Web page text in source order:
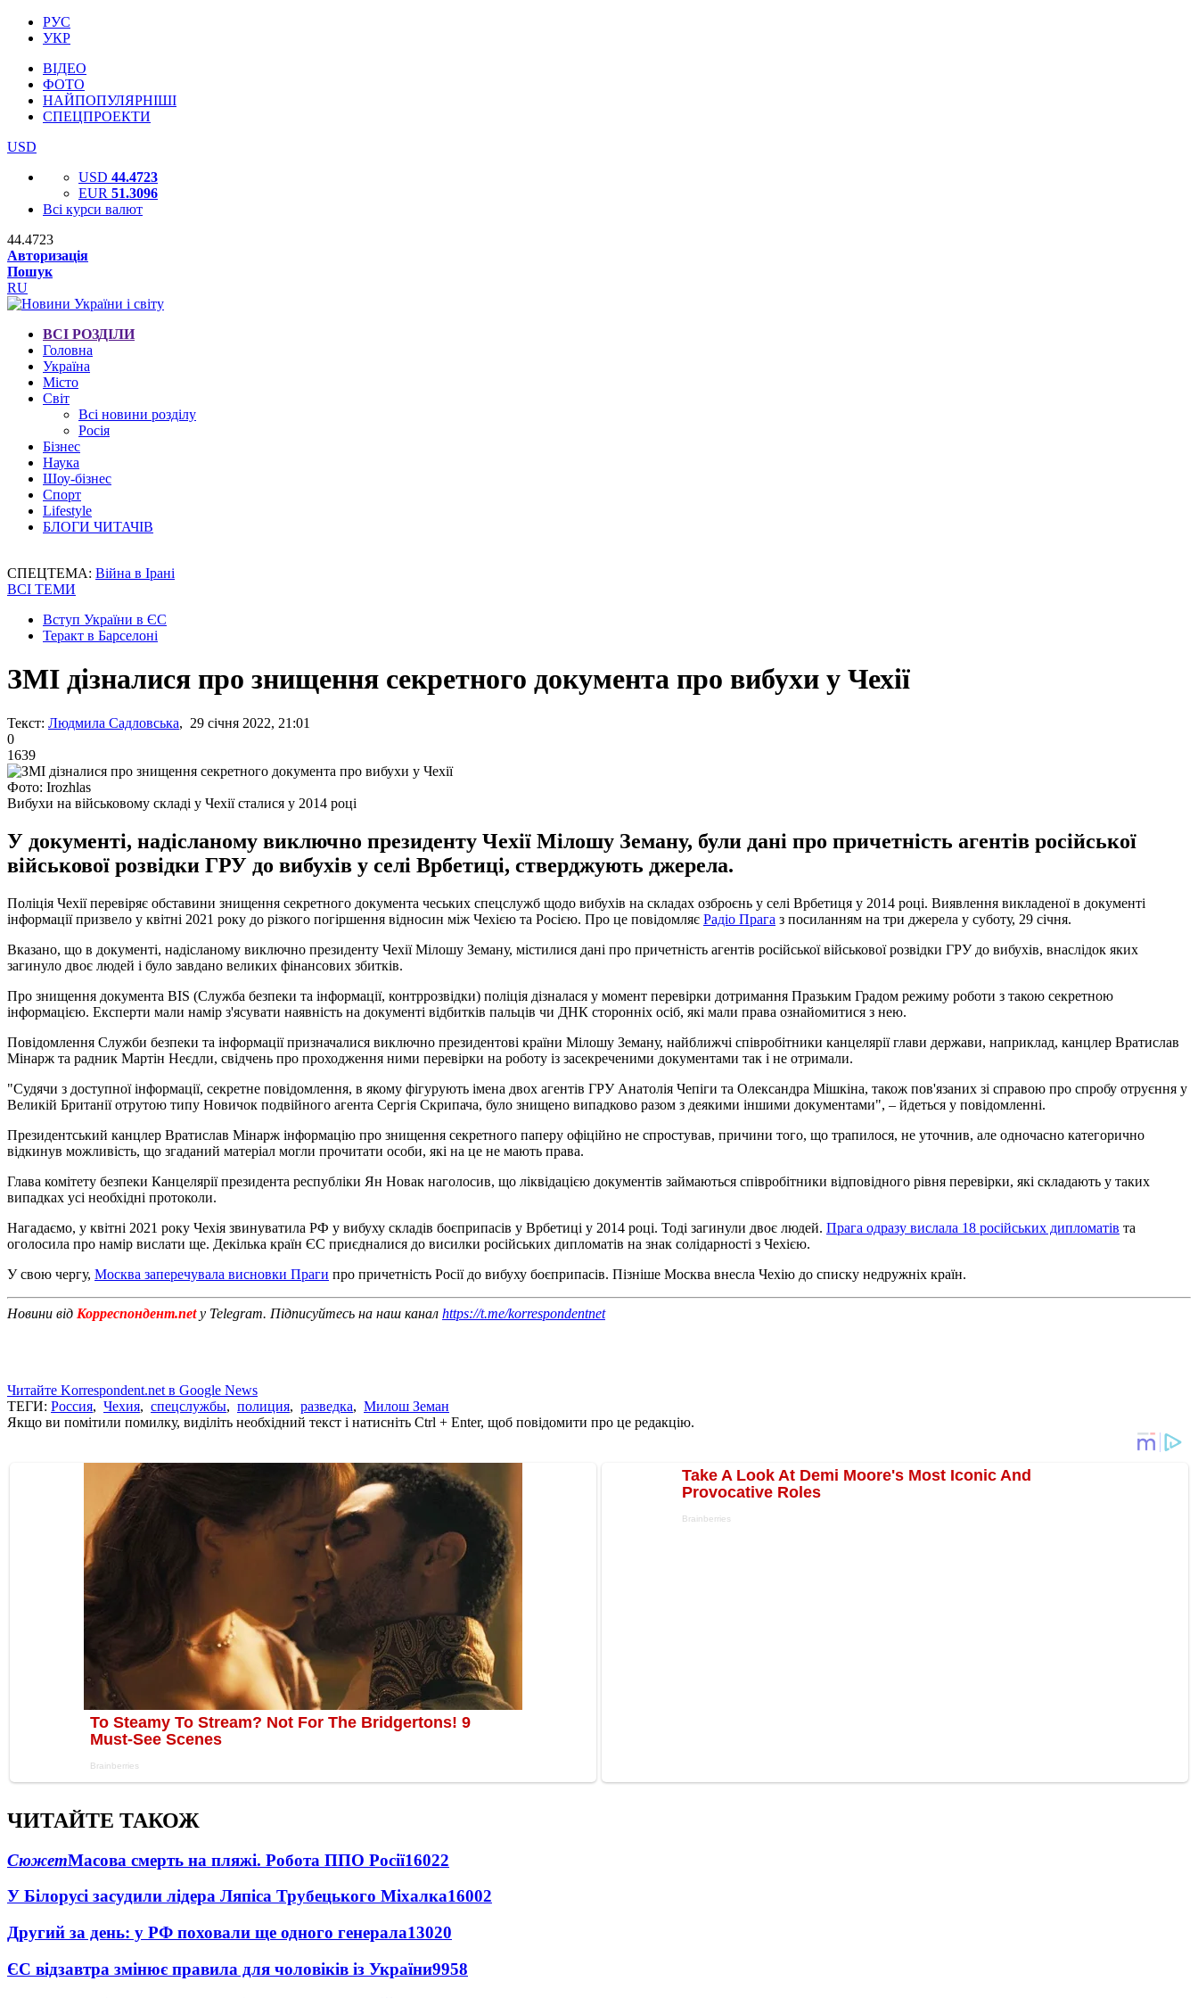
РУС
УКР
ВІДЕО
ФОТО
НАЙПОПУЛЯРНІШІ
СПЕЦПРОЕКТИ
USD
USD 44.4723
EUR 51.3096
Всі курси валют
44.4723
Авторизація
Пошук
RU
ВСІ РОЗДІЛИ
Головна
Україна
Місто
Світ
Всі новини розділу
Росія
Бізнес
Наука
Шоу-бізнес
Спорт
Lifestyle
БЛОГИ ЧИТАЧІВ
СПЕЦТЕМА: Війна в Ірані
ВСІ ТЕМИ
Вступ України в ЄС
Теракт в Барселоні
ЗМІ дізналися про знищення секретного документа про вибухи у Чехії
Текст: Людмила Садловська, 29 січня 2022, 21:01
0
1639
Фото: Irozhlas
Вибухи на військовому складі у Чехії сталися у 2014 році
У документі, надісланому виключно президенту Чехії Мілошу Земану, були дані про причетність агентів російської
військової розвідки ГРУ до вибухів у селі Врбетиці, стверджують джерела.
Поліція Чехії перевіряє обставини знищення секретного документа чеських спецслужб щодо вибухів на складах озброєнь у селі Врбетиця у 2014 році. Виявлення викладеної в документі
інформації призвело у квітні 2021 року до різкого погіршення відносин між Чехією та Росією. Про це повідомляє Радіо Прага з посиланням на три джерела у суботу, 29 січня.
Вказано, що в документі, надісланому виключно президенту Чехії Мілошу Земану, містилися дані про причетність агентів російської військової розвідки ГРУ до вибухів, внаслідок яких
загинуло двоє людей і було завдано великих фінансових збитків.
Про знищення документа BIS (Служба безпеки та інформації, контррозвідки) поліція дізналася у момент перевірки дотримання Празьким Градом режиму роботи з такою секретною
інформацією. Експерти мали намір з'ясувати наявність на документі відбитків пальців чи ДНК сторонніх осіб, які мали права ознайомитися з нею.
Повідомлення Служби безпеки та інформації призначалися виключно президентові країни Мілошу Земану, найближчі співробітники канцелярії глави держави, наприклад, канцлер Вратислав
Мінарж та радник Мартін Неєдли, свідчень про проходження ними перевірки на роботу із засекреченими документами так і не отримали.
"Судячи з доступної інформації, секретне повідомлення, в якому фігурують імена двох агентів ГРУ Анатолія Чепіги та Олександра Мішкіна, також пов'язаних зі справою про спробу отруєння у
Великій Британії отрутою типу Новичок подвійного агента Сергія Скрипача, було знищено випадково разом з деякими іншими документами", – йдеться у повідомленні.
Президентський канцлер Вратислав Мінарж інформацію про знищення секретного паперу офіційно не спростував, причини того, що трапилося, не уточнив, але одночасно категорично
відкинув можливість, що згаданий матеріал могли прочитати особи, які на це не мають права.
Глава комітету безпеки Канцелярії президента республіки Ян Новак наголосив, що ліквідацією документів займаються співробітники відповідного рівня перевірки, які складають у таких
випадках усі необхідні протоколи.
Нагадаємо, у квітні 2021 року Чехія звинуватила РФ у вибуху складів боєприпасів у Врбетиці у 2014 році. Тоді загинули двоє людей. Прага одразу вислала 18 російських дипломатів та
оголосила про намір вислати ще. Декілька країн ЄС приєдналися до висилки російських дипломатів на знак солідарності з Чехією.
У свою чергу, Москва заперечувала висновки Праги про причетність Росії до вибуху боєприпасів. Пізніше Москва внесла Чехію до списку недружніх країн.
Новини від Корреспондент.netу Telegram. Підписуйтесь на наш канал https://t.me/korrespondentnet
Читайте Korrespondent.net в Google News
ТЕГИ: Россия, Чехия, спецслужбы, полиция, разведка, Милош Земан
Якщо ви помітили помилку, виділіть необхідний текст і натисніть Ctrl + Enter, щоб повідомити про це редакцію.
ЧИТАЙТЕ ТАКОЖ
СюжетМасова смерть на пляжі. Робота ППО Росії16022
У Білорусі засудили лідера Ляпіса Трубецького Міхалка16002
Другий за день: у РФ поховали ще одного генерала13020
ЄС відзавтра змінює правила для чоловіків із України9958